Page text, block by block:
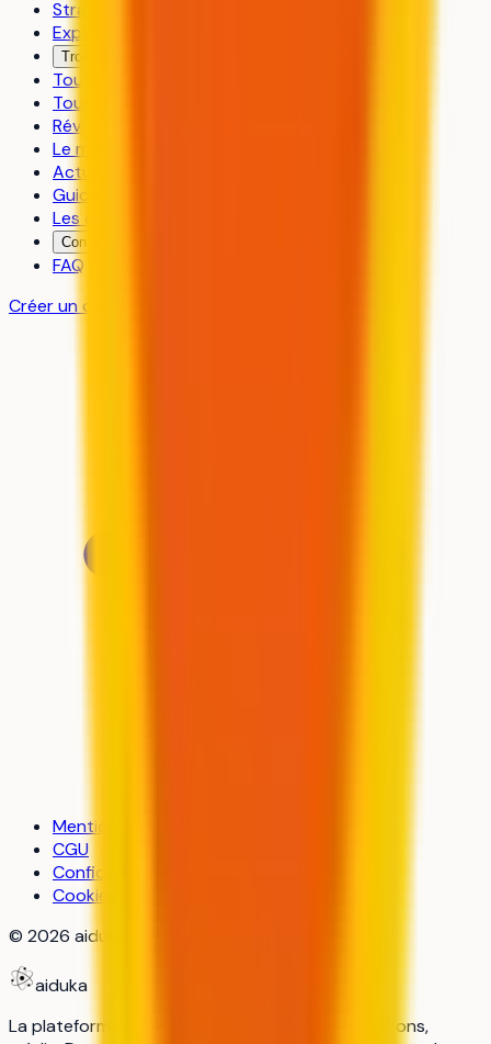
Stratégie de vœux
Explorer les formations
Trouver un coach
Toutes les formations
Tous les établissements
Révisions
Le média
Actualités
Guides
Les classements
Contact
FAQ
Créer un compte gratuit
Mentions légales
CGU
Confidentialité
Cookies
© 2026 aiduka — tous droits réservés
aiduka
La plateforme n°1 des lycéens : orientation, révisions,